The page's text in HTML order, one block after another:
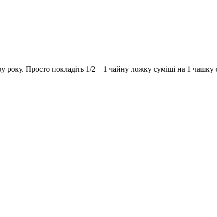
Просто покладіть 1/2 – 1 чайну ложку суміші на 1